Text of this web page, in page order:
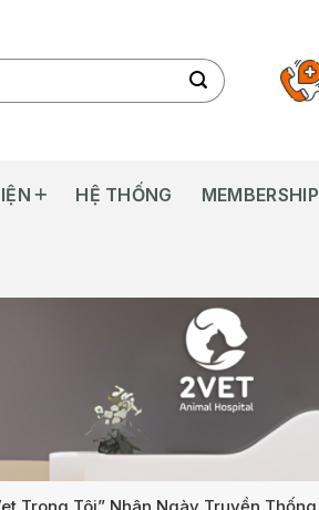
HỆ THỐNG MEMBERSHIP